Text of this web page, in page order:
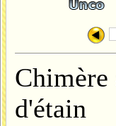
Chimère
d'étain